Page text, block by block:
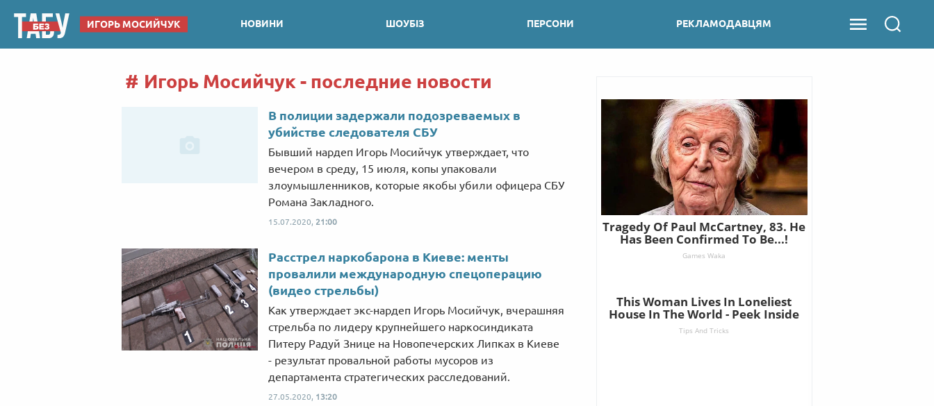
ИГОРЬ МОСИЙЧУК НОВИНИ ШОУБІЗ ПЕРСОНИ РЕКЛАМОДАВЦЯМ
Игорь Мосийчук - последние новости
В полиции задержали подозреваемых в
убийстве следователя СБУ
Бывший нардеп Игорь Мосийчук утверждает, что
вечером в среду, 15 июля, копы упаковали
злоумышленников, которые якобы убили офицера СБУ
Романа Закладного.
15.07.2020, 21:00
Расстрел наркобарона в Киеве: менты
провалили международную спецоперацию
(видео стрельбы)
Как утверждает экс-нардеп Игорь Мосийчук, вчерашняя
стрельба по лидеру крупнейшего наркосиндиката
Питеру Радуй Знице на Новопечерских Липках в Киеве
- результат провальной работы мусоров из
департамента стратегических расследований.
27.05.2020, 13:20